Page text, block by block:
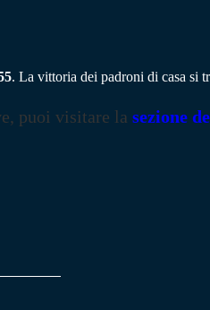
. La vittoria dei padroni di casa si
puoi visitare la sezione